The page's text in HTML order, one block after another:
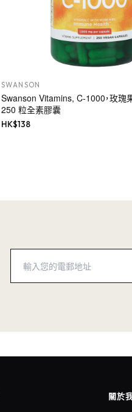
SWANSON
Swanson Vitamins, C-1000，玫瑰
250 粒全素膠囊
HK$138
關於